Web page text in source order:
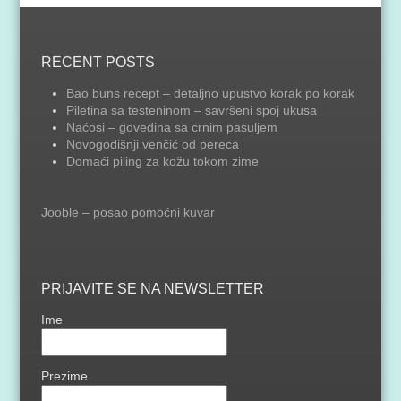
RECENT POSTS
Bao buns recept – detaljno upustvo korak po korak
Piletina sa testeninom – savršeni spoj ukusa
Naćosi – govedina sa crnim pasuljem
Novogodišnji venčić od pereca
Domaći piling za kožu tokom zime
Jooble – posao pomoćni kuvar
PRIJAVITE SE NA NEWSLETTER
Ime
Prezime